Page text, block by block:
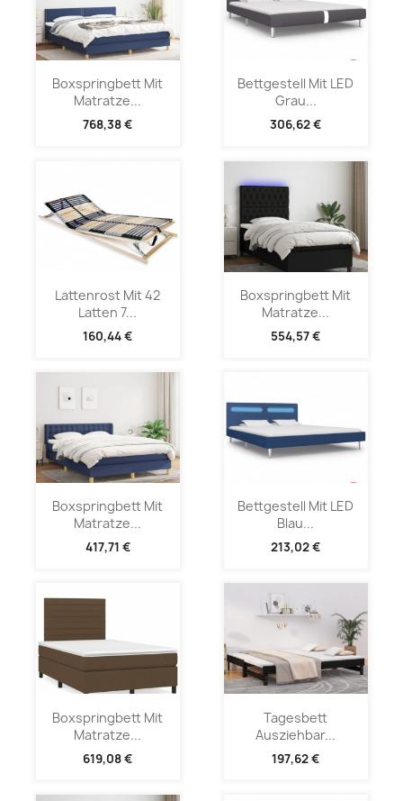
Boxspringbett Mit
Matratze...
768,38 €
Bettgestell Mit LED
Grau...
306,62 €
Lattenrost Mit 42
Latten 7...
160,44 €
Boxspringbett Mit
Matratze...
554,57 €
Boxspringbett Mit
Matratze...
417,71 €
Bettgestell Mit LED
Blau...
213,02 €
Boxspringbett Mit
Matratze...
619,08 €
Tagesbett
Ausziehbar...
197,62 €